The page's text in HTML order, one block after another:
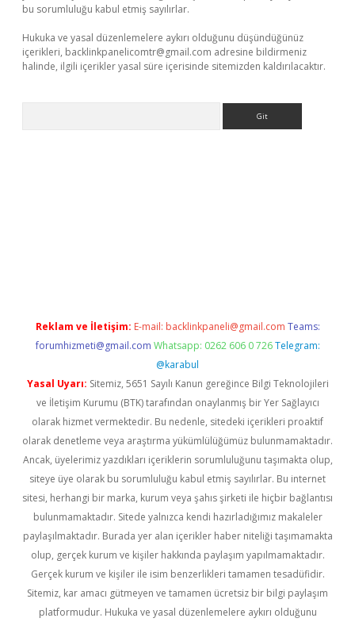
bu sorumluluğu kabul etmiş sayılırlar.
Hukuka ve yasal düzenlemelere aykırı olduğunu düşündüğünüz
içerikleri, backlinkpanelicomtr@gmail.com adresine bildirmeniz
halinde, ilgili içerikler yasal süre içerisinde sitemizden kaldırılacaktır.
Reklam ve İletişim: E-mail: backlinkpaneli@gmail.com Teams:
forumhizmeti@gmail.com Whatsapp: 0262 606 0 726 Telegram:
@karabul
Yasal Uyarı: Sitemiz, 5651 Sayılı Kanun gereğince Bilgi Teknolojileri
ve İletişim Kurumu (BTK) tarafından onaylanmış bir Yer Sağlayıcı
olarak hizmet vermektedir. Bu nedenle, sitedeki içerikleri proaktif
olarak denetleme veya araştırma yükümlülüğümüz bulunmamaktadır.
Ancak, üyelerimiz yazdıkları içeriklerin sorumluluğunu taşımakta olup,
siteye üye olarak bu sorumluluğu kabul etmiş sayılırlar. Bu internet
sitesi, herhangi bir marka, kurum veya şahıs şirketi ile hiçbir bağlantısı
bulunmamaktadır. Sitede yalnızca kendi hazırladığımız makaleler
paylaşılmaktadır. Burada yer alan içerikler haber niteliği taşımamakta
olup, gerçek kurum ve kişiler hakkında paylaşım yapılmamaktadır.
Gerçek kurum ve kişiler ile isim benzerlikleri tamamen tesadüfidir.
Sitemiz, kar amacı gütmeyen ve tamamen ücretsiz bir bilgi paylaşım
platformudur. Hukuka ve yasal düzenlemelere aykırı olduğunu